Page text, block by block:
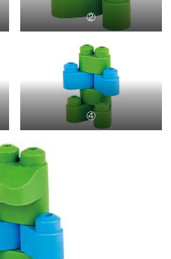
②
④